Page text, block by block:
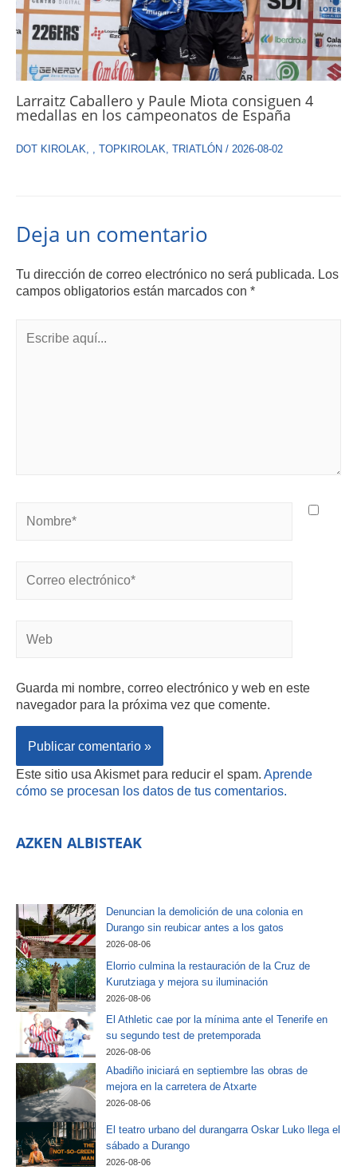
Larraitz Caballero y Paule Miota consiguen 4
medallas en los campeonatos de España
DOT KIROLAK TOPKIROLAK TRIATLÓN / 2026-08-02
Deja un comentario
Tu dirección de correo electrónico no será publicada. Los
campos obligatorios están marcados con *
Guarda mi nombre, correo electrónico y web en este
navegador para la próxima vez que comente.
Este sitio usa Akismet para reducir el spam. Aprende
cómo se procesan los datos de tus comentarios.
AZKEN ALBISTEAK
Denuncian la demolición de una colonia en
Durango sin reubicar antes a los gatos
2026-08-06
Elorrio culmina la restauración de la Cruz de
Kurutziaga y mejora su iluminación
2026-08-06
El Athletic cae por la mínima ante el Tenerife en
su segundo test de pretemporada
2026-08-06
Abadiño iniciará en septiembre las obras de
mejora en la carretera de Atxarte
2026-08-06
El teatro urbano del durangarra Oskar Luko llega el
sábado a Durango
2026-08-06